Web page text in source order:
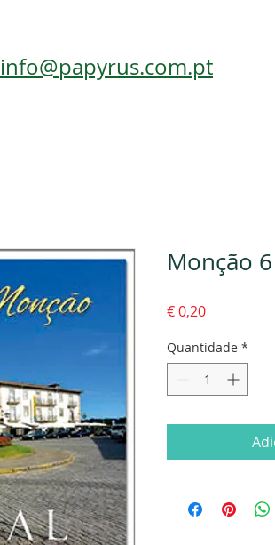
Monção 6
€ 0,20Preço
Quantidade *